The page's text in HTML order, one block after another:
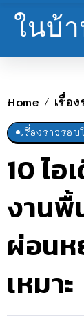
ในบ้
Home / เรื่อ
เรื่องราวรอบ
10 ไอ
งานพื้
ผ่อนห
เหมาะ